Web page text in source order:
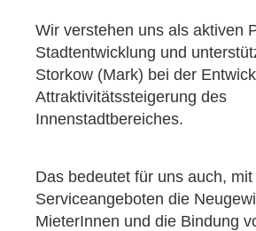
Wir verstehen uns als aktiven
Stadtentwicklung und
Storkow (Mark) bei der
Attraktivitätssteigerung des
Innenstadtbereiches.
Das bedeutet für uns auch,
Serviceangeboten die
MieterInnen und die Bindung